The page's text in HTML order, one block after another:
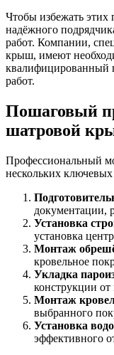
Чтобы избежать этих
надёжного
работ. Компании,
крыш, имеют
квалифицированный
работ.
Пошаговый
шатровой
Профессиональный
нескольких ключевых
документации,
Установка
установка
Монтаж
кровельное
Укладка
конструкции от
Монтаж
выбранного
Установка
эффективного